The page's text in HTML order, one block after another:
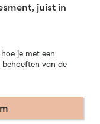
juist in
je met een
behoeften van de